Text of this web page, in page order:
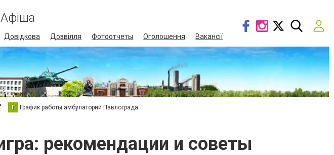
Афіша
Довідкова Дозвілля Фотоотчеты Оголошення Вакансії
Г График работы амбулаторий Павлограда
рекомендации и советы